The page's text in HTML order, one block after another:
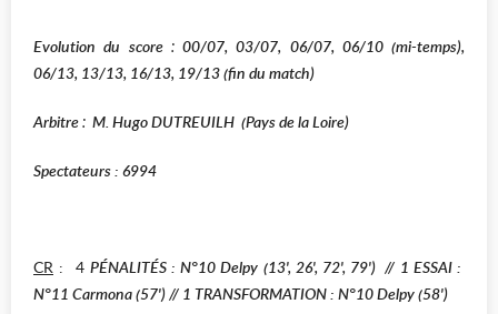
Evolution du score: 00/07, 03/07, 06/07, 06/10 (mi-temps),
06/13, 13/13, 16/13, 19/13 (fin du match)
Arbitre: M. Hugo DUTREUILH (Pays de la Loire)
Spectateurs : 6994
CR : 4 PÉNALITÉS : N°10 Delpy (13', 26', 72', 79')// 1 ESSAI :
N°11 Carmona (57')// 1 TRANSFORMATION : N°10 Delpy (58')